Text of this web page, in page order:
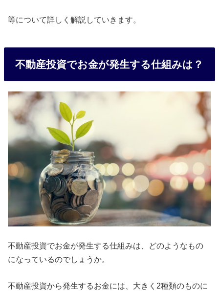
等について詳しく解説していきます。
不動産投資でお金が発生する仕組みは？
不動産投資でお金が発生する仕組みは、どのようなもの
になっているのでしょうか。
不動産投資から発生するお金には、大きく2種類のものに